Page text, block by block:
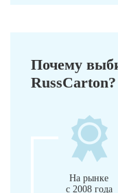
Почему
RussCarton?
На рынке
с 2008 года